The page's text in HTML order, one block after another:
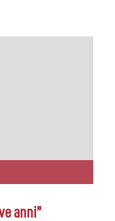
anni”